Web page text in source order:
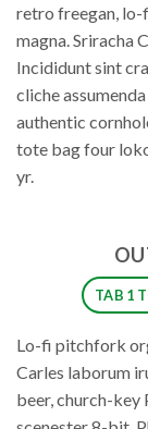
retro freegan,
magna. Sriracha
Incididunt sint
cliche
authentic
tote bag four
yr.
TAB 1
Lo-fi pitchfork
Carles laborum
beer, church-key